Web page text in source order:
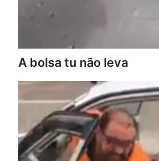
A bolsa tu não leva